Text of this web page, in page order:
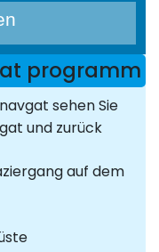
programm
sehen Sie
und zurück
auf dem